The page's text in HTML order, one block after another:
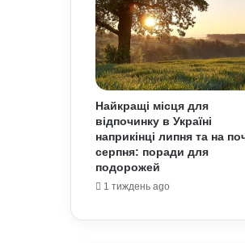
Найкращі місця для
відпочинку в Україні
наприкінці липня та на
серпня: поради для
подорожей
1 тиждень ago